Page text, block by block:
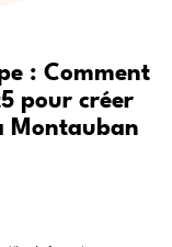
: Comment
pour créer
Montauban